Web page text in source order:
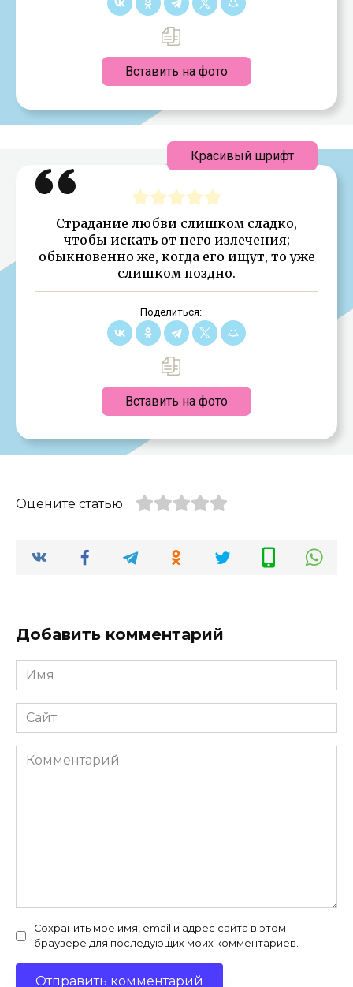
Вставить на фото
Страдание любви слишком сладко,
чтобы искать от него излечения;
обыкновенно же, когда его ищут, то уже
слишком поздно.
Поделиться:
Вставить на фото
Красивый шрифт
Оцените статью
Добавить комментарий
Имя
*
Сайт
Комментарий
Сохранить моё имя, email и адрес сайта в этом
браузере для последующих моих комментариев.